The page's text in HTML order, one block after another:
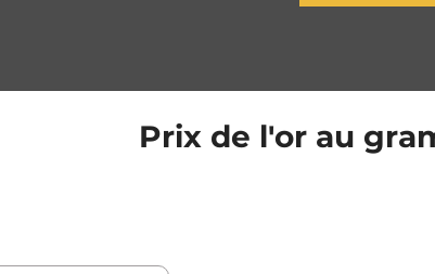
Prix de l'or au